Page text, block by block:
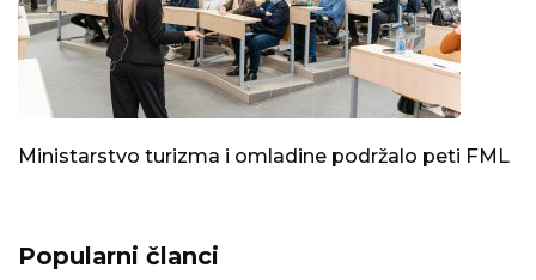
Ministarstvo turizma i omladine podržalo peti FML
Popularni članci